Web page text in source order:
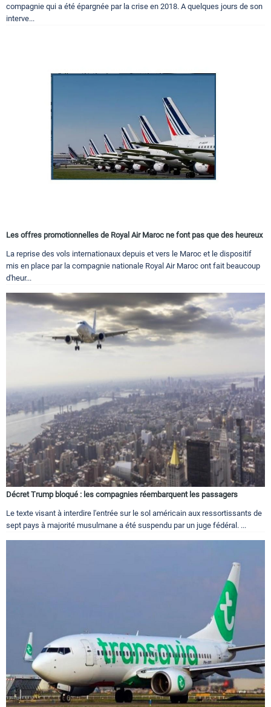
compagnie qui a été épargnée par la crise en 2018. A quelques jours de son
interve...
Les offres promotionnelles de Royal Air Maroc ne font pas que des heureux
La reprise des vols internationaux depuis et vers le Maroc et le dispositif
mis en place par la compagnie nationale Royal Air Maroc ont fait beaucoup
d'heur...
Décret Trump bloqué : les compagnies réembarquent les passagers
Le texte visant à interdire l'entrée sur le sol américain aux ressortissants de
sept pays à majorité musulmane a été suspendu par un juge fédéral. ...